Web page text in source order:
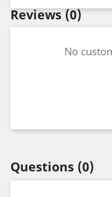
Reviews(0)
No
Questions (0)